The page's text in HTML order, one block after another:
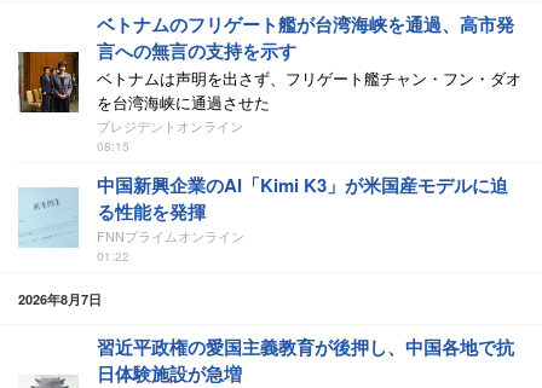
ベトナムのフリゲート艦が台湾海峡を通過、高市発
言への無言の支持を示す
ベトナムは声明を出さず、フリゲート艦チャン・フン・ダオ
を台湾海峡に通過させた
プレジデントオンライン
08:15
中国新興企業のAI「Kimi K3」が米国産モデルに迫
る性能を発揮
FNNプライムオンライン
01:22
2026年8月7日
習近平政権の愛国主義教育が後押し、中国各地で抗
日体験施設が急増